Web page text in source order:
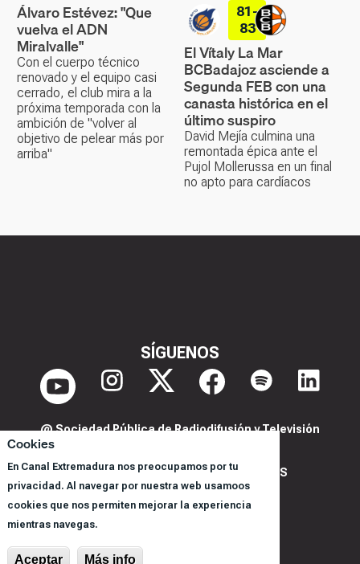
Cookies
En Canal Extremadura nos preocupamos por tu
privacidad. Al navegar por nuestra web usamoos
cookies que nos permiten mejorar la experiencia
mientras navegas.
Aceptar Más info
Álvaro Estévez: "Que
vuelva el ADN
Miralvalle"
Con el cuerpo técnico
renovado y el equipo casi
cerrado, el club mira a la
próxima temporada con la
ambición de "volver al
objetivo de pelear más por
arriba"
81-
83
El Vítaly La Mar
BCBadajoz asciende a
Segunda FEB con una
canasta histórica en el
último suspiro
David Mejía culmina una
remontada épica ante el
Pujol Mollerussa en un final
no apto para cardíacos
SÍGUENOS
@ Sociedad Pública de Radiodifusión y Televisión
POLITICA DE PRIVACIDAD Y COOKIES